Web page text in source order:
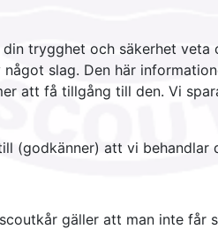
trygghet och säkerhet
slag. Den här
att få tillgång till den. Vi
(godkänner) att vi
gäller att man inte